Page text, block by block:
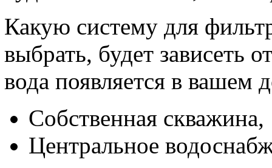
Какую систему для
выбрать, будет зависеть
вода появляется в вашем
Собственная скважина,
Центральное